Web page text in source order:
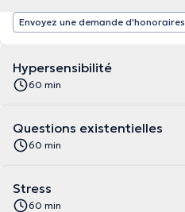
Envoyez une demande d'honoraires
Hypersensibilité
60 min
Questions existentielles
60 min
Stress
60 min